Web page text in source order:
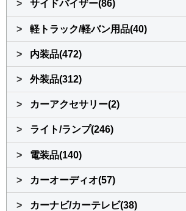
> サイドバイザー(86)
> 軽トラック/軽バン用品(40)
> 内装品(472)
> 外装品(312)
> カーアクセサリー(2)
> ライト/ランプ(246)
> 電装品(140)
> カーオーディオ(57)
> カーナビ/カーテレビ(38)